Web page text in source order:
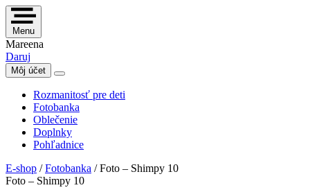
Menu
Mareena
Daruj
Môj účet
Rozmanitosť pre deti
Fotobanka
Oblečenie
Doplnky
Pohľadnice
E-shop /Fotobanka /Foto – Shimpy 10
Foto – Shimpy 10